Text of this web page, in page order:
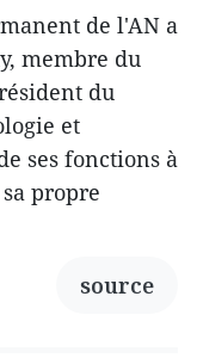
de l'AN a
membre du
du
et
ses fonctions à
propre
source